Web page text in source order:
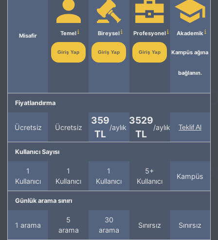
Misafir Temel
Giriş Yap
Bireysel
Giriş Yap
Profesyonel
Giriş Yap
Akademik
Kampüs ağına
bağlanın.
Fiyatlandırma
Ücretsiz Ücretsiz
359
TL
/aylık
3529
TL
/aylık Teklif Al
Kullanıcı Sayısı
1
Kullanıcı
1
Kullanıcı
1
Kullanıcı
5+
Kullanıcı
Kampüs
Günlük arama sınırı
1 arama
5
arama
30
arama
Sınırsız Sınırsız